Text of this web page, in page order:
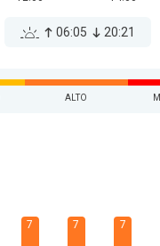
06:05 20:21
ALTO
7 7 7